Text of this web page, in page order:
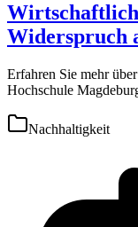
Widerspruch
Erfahren Sie mehr
Hochschule
Nachhaltigkeit